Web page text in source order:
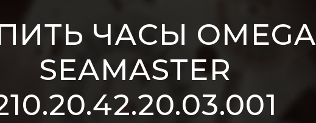
ЧАСЫ OMEGA
SEAMASTER